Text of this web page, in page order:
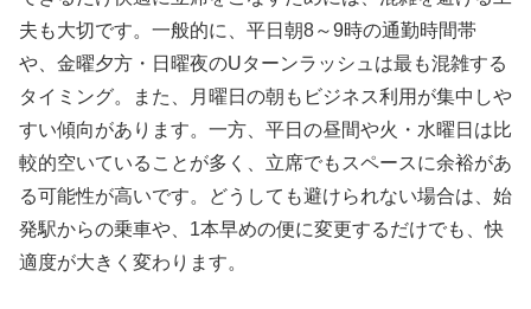
夫も大切です。一般的に、平日朝8～9時の通勤時間帯
や、金曜夕方・日曜夜のUターンラッシュは最も混雑する
タイミング。また、月曜日の朝もビジネス利用が集中しや
すい傾向があります。一方、平日の昼間や火・水曜日は比
較的空いていることが多く、立席でもスペースに余裕があ
る可能性が高いです。どうしても避けられない場合は、始
発駅からの乗車や、1本早めの便に変更するだけでも、快
適度が大きく変わります。